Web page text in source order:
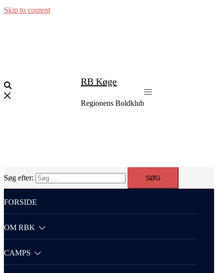
Skip to content
RB Køge
Regionens Boldklub
Søg efter:
FORSIDE
OM RBK
CAMPS